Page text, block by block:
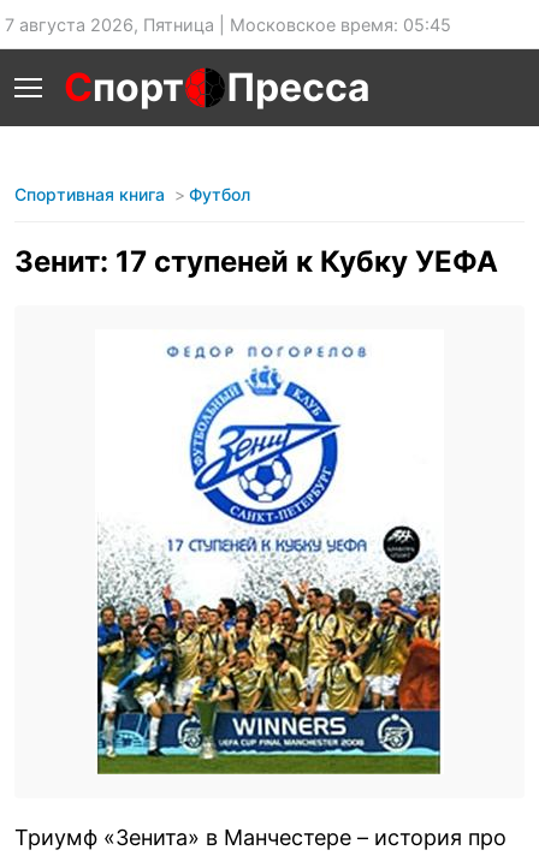
7 августа 2026, Пятница | Московское время: 05:45
Спорт Пресса
Спортивная книга Футбол
Зенит: 17 ступеней к Кубку УЕФА
Триумф «Зенита» в Манчестере – история про